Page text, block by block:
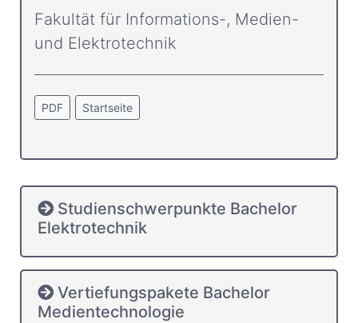
Fakultät für Informations-, Medien-
und Elektrotechnik
PDF Startseite
Studienschwerpunkte Bachelor
Elektrotechnik
Vertiefungspakete Bachelor
Medientechnologie